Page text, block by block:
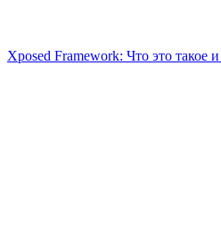
Xposed Framework: Что это такое